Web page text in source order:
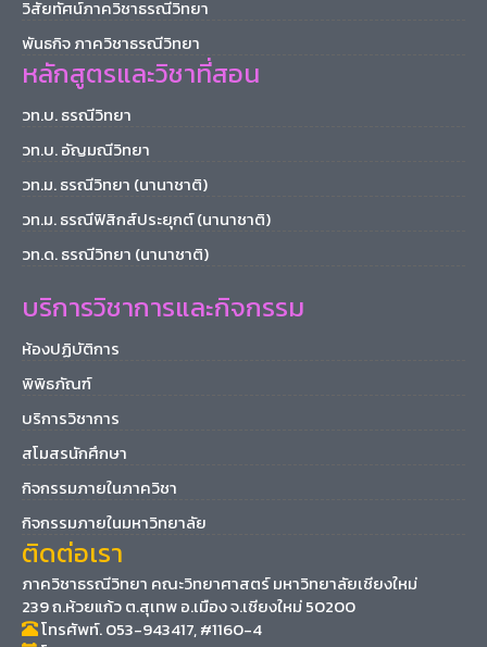
วิสัยทัศน์ภาควิชาธรณีวิทยา
พันธกิจ ภาควิชาธรณีวิทยา
หลักสูตรและวิชาที่สอน
วท.บ. ธรณีวิทยา
วท.บ. อัญมณีวิทยา
วท.ม. ธรณีวิทยา (นานาชาติ)
วท.ม. ธรณีฟิสิกส์ประยุกต์ (นานาชาติ)
วท.ด. ธรณีวิทยา (นานาชาติ)
บริการวิชาการและกิจกรรม
ห้องปฏิบัติการ
พิพิธภัณฑ์
บริการวิชาการ
สโมสรนักศึกษา
กิจกรรมภายในภาควิชา
กิจกรรมภายในมหาวิทยาลัย
ติดต่อเรา
ภาควิชาธรณีวิทยา คณะวิทยาศาสตร์ มหาวิทยาลัยเชียงใหม่
239 ถ.ห้วยแก้ว ต.สุเทพ อ.เมือง จ.เชียงใหม่ 50200
โทรศัพท์. 053-943417, #1160-4